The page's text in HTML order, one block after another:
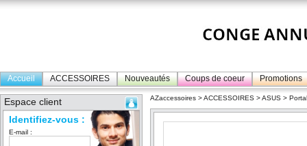
Accueil ACCESSOIRES Nouveautés Coups de coeur Promotions
Espace client
Identifiez-vous :
E-mail :
AZaccessoires >ACCESSOIRES >ASUS >